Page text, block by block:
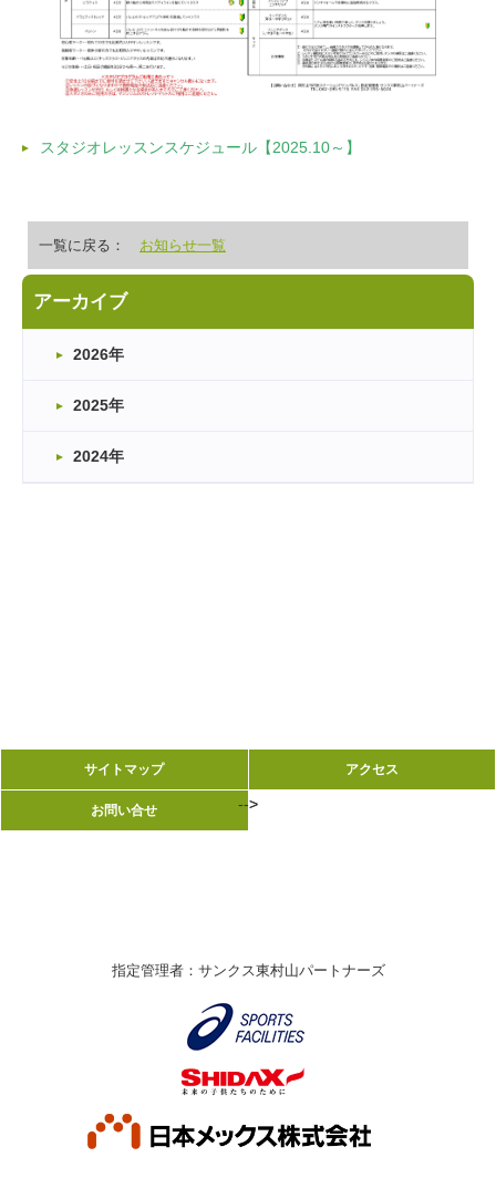
スタジオレッスンスケジュール【2025.10～】
一覧に戻る： お知らせ一覧
アーカイブ
2026年
2025年
2024年
サイトマップ アクセス
お問い合せ -->
サイトマップ アクセス
お問い合せ -->
指定管理者：サンクス東村山パートナーズ